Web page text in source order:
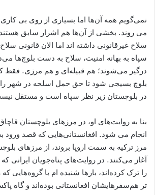
نمی‌گویم همه آن‌ها اما بسیاری از روی بی
می روند. بخشی از آن‌ها هم اشرار سابق
سلاح غیرقانونی داشته اند اما الان قانونی
سپاه به بهانه امنیت، سلاح به دست بلوچ‌ها
درگیر می‌شوند؛ هم قبیله‌ای و هم مرزی.
بلوچ بسیجی شود تا حق حمل اسلحه در شهر
در بلوچستان زیر نظر سپاه است و مستقل
بنا به روایت‌های او، در مرزهای بلوچستان
انجام می شود. افغانستانی‌هایی که قصد ورود به
مرز ترکیه به سمت اروپا بروند، از مرزهای
آغاز می‌کنند. در روایت‌های پناه‌جویان ایرانی
را ترک کرده‌اند، بارها شنیده ام با گروه‌هایی
تر هم‌سفرهایشان افغانستانی بوده‌اند و گاه